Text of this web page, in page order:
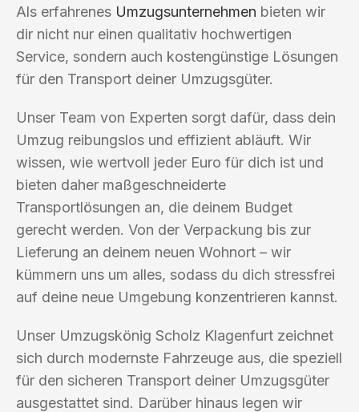
Als erfahrenes Umzugsunternehmen bieten wir
dir nicht nur einen qualitativ hochwertigen
Service, sondern auch kostengünstige Lösungen
für den Transport deiner Umzugsgüter.
Unser Team von Experten sorgt dafür, dass dein
Umzug reibungslos und effizient abläuft. Wir
wissen, wie wertvoll jeder Euro für dich ist und
bieten daher maßgeschneiderte
Transportlösungen an, die deinem Budget
gerecht werden. Von der Verpackung bis zur
Lieferung an deinem neuen Wohnort – wir
kümmern uns um alles, sodass du dich stressfrei
auf deine neue Umgebung konzentrieren kannst.
Unser Umzugskönig Scholz Klagenfurt zeichnet
sich durch modernste Fahrzeuge aus, die speziell
für den sicheren Transport deiner Umzugsgüter
ausgestattet sind. Darüber hinaus legen wir